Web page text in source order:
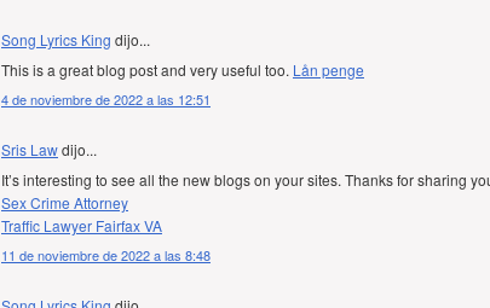
Song Lyrics King dijo...
This is a great blog post and very useful too. Lån penge
4 de noviembre de 2022 a las 12:51
Sris Lawdijo...
It’s interesting to see all the new blogs on your sites. Thanks for sharing
Sex Crime Attorney
Traffic Lawyer Fairfax VA
11 de noviembre de 2022 a las 8:48